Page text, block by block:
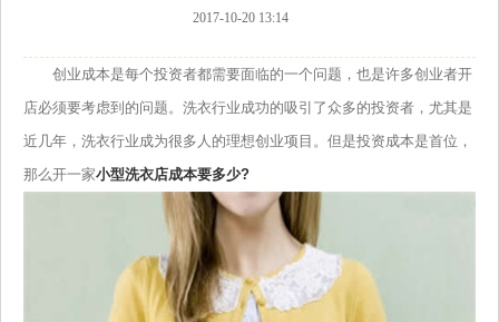
2017-10-20 13:14
创业成本是每个投资者都需要面临的一个问题，也是许多创业者开
店必须要考虑到的问题。洗衣行业成功的吸引了众多的投资者，尤其是
近几年，洗衣行业成为很多人的理想创业项目。但是投资成本是首位，
那么开一家小型洗衣店成本要多少?